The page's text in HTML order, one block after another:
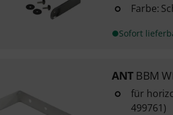
Farbe:
Sofort
ANT BBM
für
499761)